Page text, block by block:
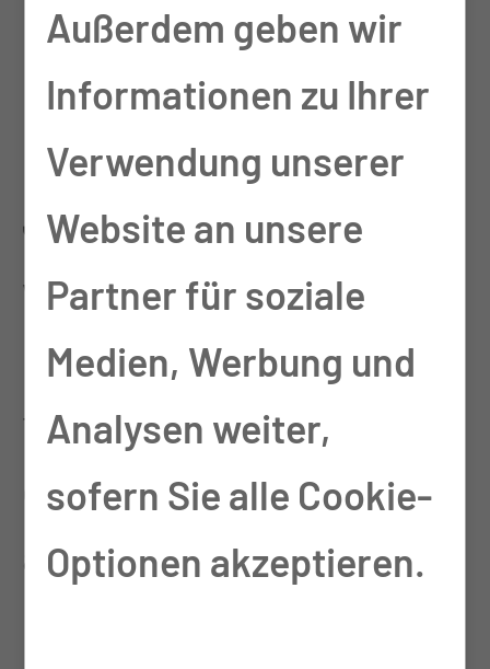
Empfehlung, zur TSG zu
Ja auf jeden Fall! Also es
war die beste
Entscheidung, die ich je
treffen konnte. Ich bin so
glücklich, ich bin
angekommen und ich
Außerdem geben wir
Informationen zu Ihrer
Verwendung unserer
Website an unsere
Partner für soziale
Medien, Werbung und
Analysen weiter,
sofern Sie alle Cookie-
Optionen akzeptieren.